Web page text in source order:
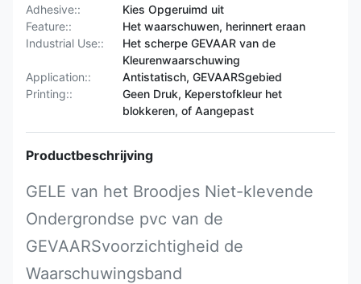
Adhesive::
Kies Opgeruimd uit
Feature::
Het waarschuwen, herinnert eraan
Industrial Use::
Het scherpe GEVAAR van de
Kleurenwaarschuwing
Application::
Antistatisch, GEVAARSgebied
Printing::
Geen Druk, Keperstofkleur het
blokkeren, of Aangepast
Productbeschrijving
GELE van het Broodjes Niet-klevende
Ondergrondse pvc van de
GEVAARSvoorzichtigheid de
Waarschuwingsband